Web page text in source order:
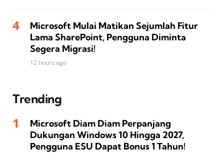
Microsoft Mulai Matikan Sejumlah Fitur
Lama SharePoint, Pengguna Diminta
Segera Migrasi!
12 hours ago
Trending
Microsoft Diam Diam Perpanjang
Dukungan Windows 10 Hingga 2027,
Pengguna ESU Dapat Bonus 1 Tahun!